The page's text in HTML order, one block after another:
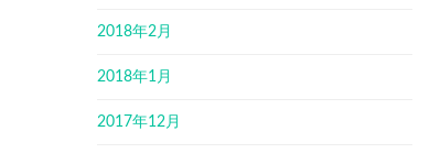
2018年2月
2018年1月
2017年12月